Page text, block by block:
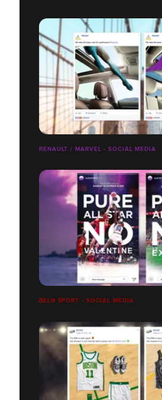
RENAULT / MARVEL - SOCIAL MEDIA
BELN SPORT - SOCIAL MEDIA